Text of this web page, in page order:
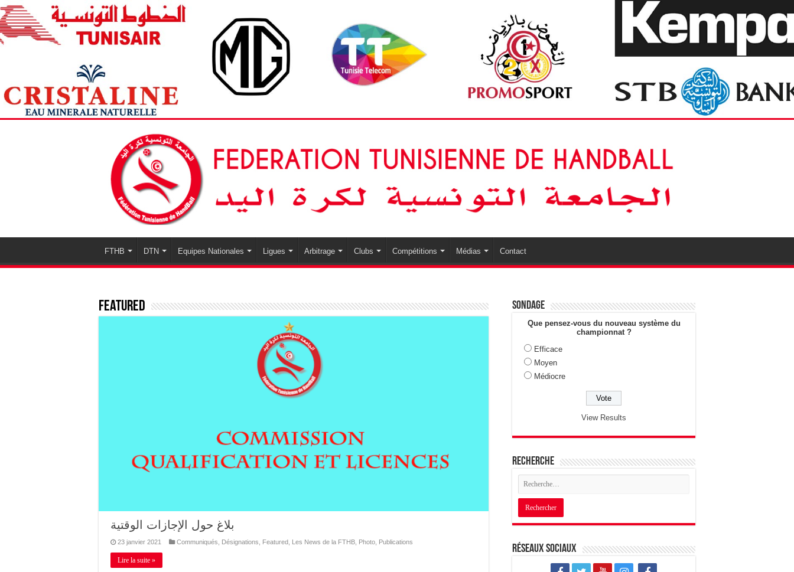
FTHB DTN Equipes Nationales Ligues Arbitrage Clubs Compétitions Médias Contact
Featured
بلاغ حول الإجازات الوقتية
23 janvier 2021 Communiqués Désignations Featured Les News de la FTHB Photo Publications
Lire la suite »
Sondage
Que pensez-vous du nouveau système du
championnat ?
Efficace
Moyen
Médiocre
View Results
Recherche
Réseaux sociaux